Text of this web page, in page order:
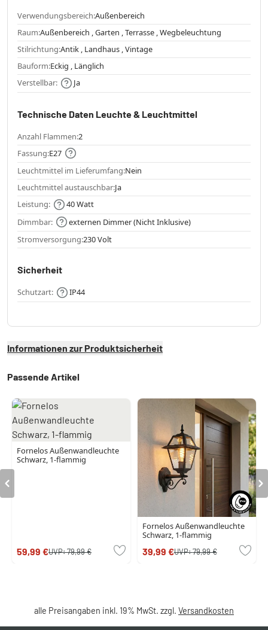
Verwendungsbereich:Außenbereich
Raum:Außenbereich , Garten , Terrasse , Wegbeleuchtung
Stilrichtung:Antik , Landhaus , Vintage
Bauform:Eckig , Länglich
Verstellbar:
Ja
Technische Daten Leuchte & Leuchtmittel
Anzahl Flammen:2
Fassung:E27
Leuchtmittel im Lieferumfang:Nein
Leuchtmittel austauschbar:Ja
Leistung:
40 Watt
Dimmbar:
externen Dimmer (Nicht Inklusive)
Stromversorgung:230 Volt
Sicherheit
Schutzart: IP44
Informationen zur Produktsicherheit
Passende Artikel
Fornelos Außenwandleuchte
Schwarz, 1-flammig
59,99 €UVP:79,99 €
Fornelos Außenwandleuchte
Schwarz, 1-flammig
39,99 €UVP:79,99 €
alle Preisangaben inkl. 19% MwSt. zzgl. Versandkosten